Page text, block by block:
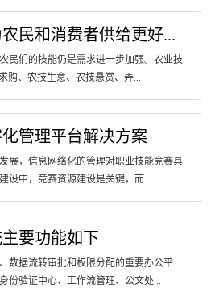
民和消费者供给更好...
民们的技能仍是需求进一步加强。农业技
购、农技生意、农技悬赏、弄...
管理平台解决方案
展，信息网络化的管理对职业技能竞赛具
设中，竞赛资源建设是关键，而...
要功能如下
数据流转审批和权限分配的重要办公平
份验证中心、工作流管理、公文处...